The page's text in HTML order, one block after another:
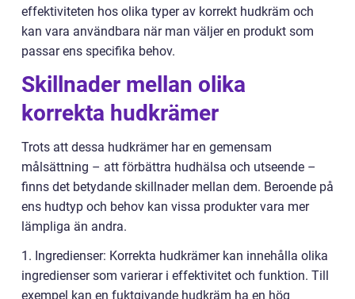
effektiviteten hos olika typer av korrekt hudkräm och
kan vara användbara när man väljer en produkt som
passar ens specifika behov.
Skillnader mellan olika
korrekta hudkrämer
Trots att dessa hudkrämer har en gemensam
målsättning – att förbättra hudhälsa och utseende –
finns det betydande skillnader mellan dem. Beroende på
ens hudtyp och behov kan vissa produkter vara mer
lämpliga än andra.
1. Ingredienser: Korrekta hudkrämer kan innehålla olika
ingredienser som varierar i effektivitet och funktion. Till
exempel kan en fuktgivande hudkräm ha en hög